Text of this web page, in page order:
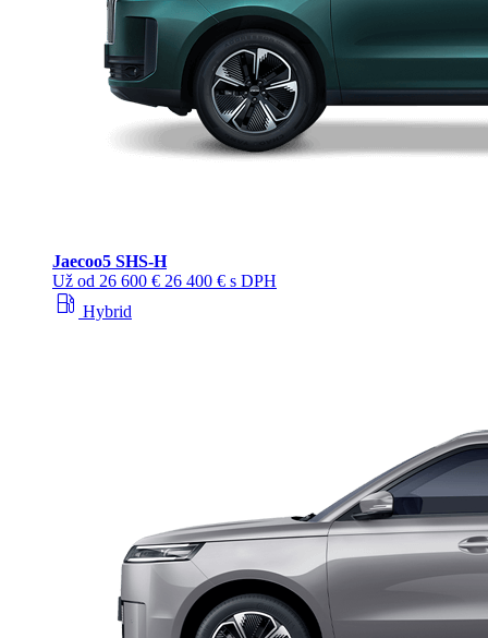
Jaecoo5 SHS-H
Už od 26 600 € 26 400 € s DPH
local_gas_station Hybrid